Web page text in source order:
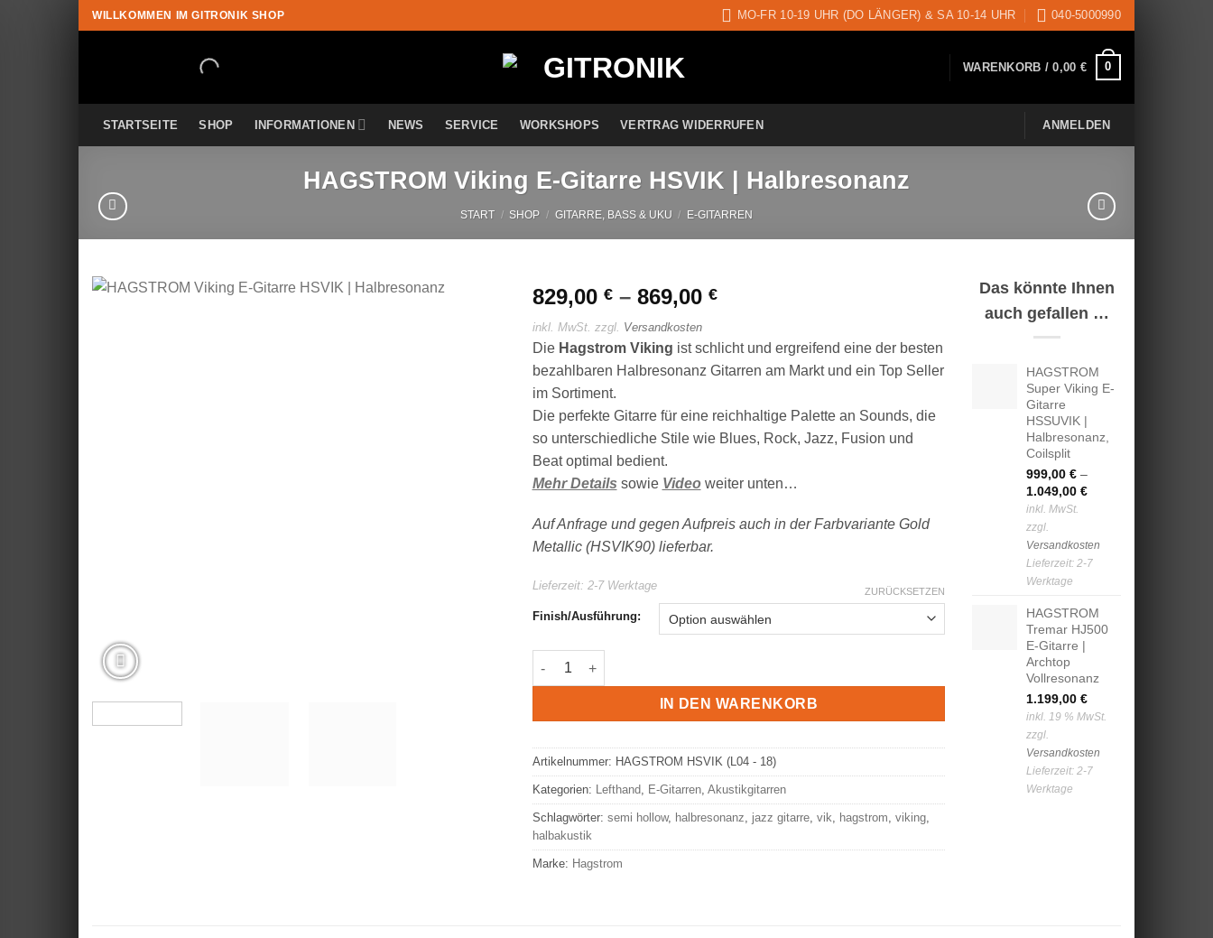
Zum
Inhalt
WILLKOMMEN IM GITRONIK SHOP MO-FR 10-19 UHR (DO LÄNGER) & SA 10-14 UHR 040-5000990
WARENKORB /0,00 € 0
STARTSEITE SHOP INFORMATIONEN NEWS SERVICE WORKSHOPS VERTRAG WIDERRUFEN ANMELDEN
HAGSTROM Viking E-Gitarre HSVIK | Halbresonanz
START / SHOP / GITARRE, BASS & UKU / E-GITARREN
829,00 €– 869,00 €
inkl. MwSt. zzgl. Versandkosten
Die Hagstrom Viking ist schlicht und ergreifend eine der besten
bezahlbaren Halbresonanz Gitarren am Markt und ein Top Seller
im Sortiment.
Die perfekte Gitarre für eine reichhaltige Palette an Sounds, die
so unterschiedliche Stile wie Blues, Rock, Jazz, Fusion und
Beat optimal bedient.
Mehr Details sowie Videoweiter unten…
Auf Anfrage und gegen Aufpreis auch in der Farbvariante Gold
Metallic (HSVIK90) lieferbar.
Lieferzeit: 2-7 Werktage
Finish/Ausführung:
ZURÜCKSETZEN
HAGSTROM Viking E-Gitarre HSVIK | Halbresonanz Menge
IN DEN WARENKORB
Artikelnummer: HAGSTROM HSVIK (L04 - 18)
Kategorien: Lefthand, E-Gitarren, Akustikgitarren
Schlagwörter: semi hollow, halbresonanz, jazz gitarre, vik, hagstrom, viking,
halbakustik
Marke: Hagstrom
Das könnte Ihnen
auch gefallen …
HAGSTROM
Super Viking E-
Gitarre
HSSUVIK |
Halbresonanz,
Coilsplit
999,00 € –
1.049,00 €
inkl. MwSt.
zzgl.
Versandkosten
Lieferzeit: 2-7
Werktage
HAGSTROM
Tremar HJ500
E-Gitarre |
Archtop
Vollresonanz
1.199,00 €
inkl. 19 % MwSt.
zzgl.
Versandkosten
Lieferzeit: 2-7
Werktage